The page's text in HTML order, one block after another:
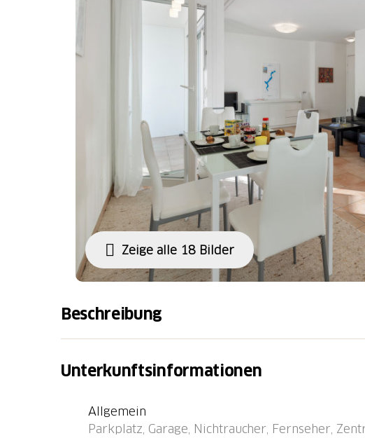
Zeige alle 18 Bilder
Beschreibung
Stockwerken. Im Ortszentrum von Locarno, sonnige
Bäckerei 50 m, Café, Fußgängerzone 500 m,
5 Minuten erreichbar, Bushaltestelle "Migros Linie 4",
Unterkunftsinformationen
Allgemein
Parkplatz, Garage, Nichtraucher, Fernseher,